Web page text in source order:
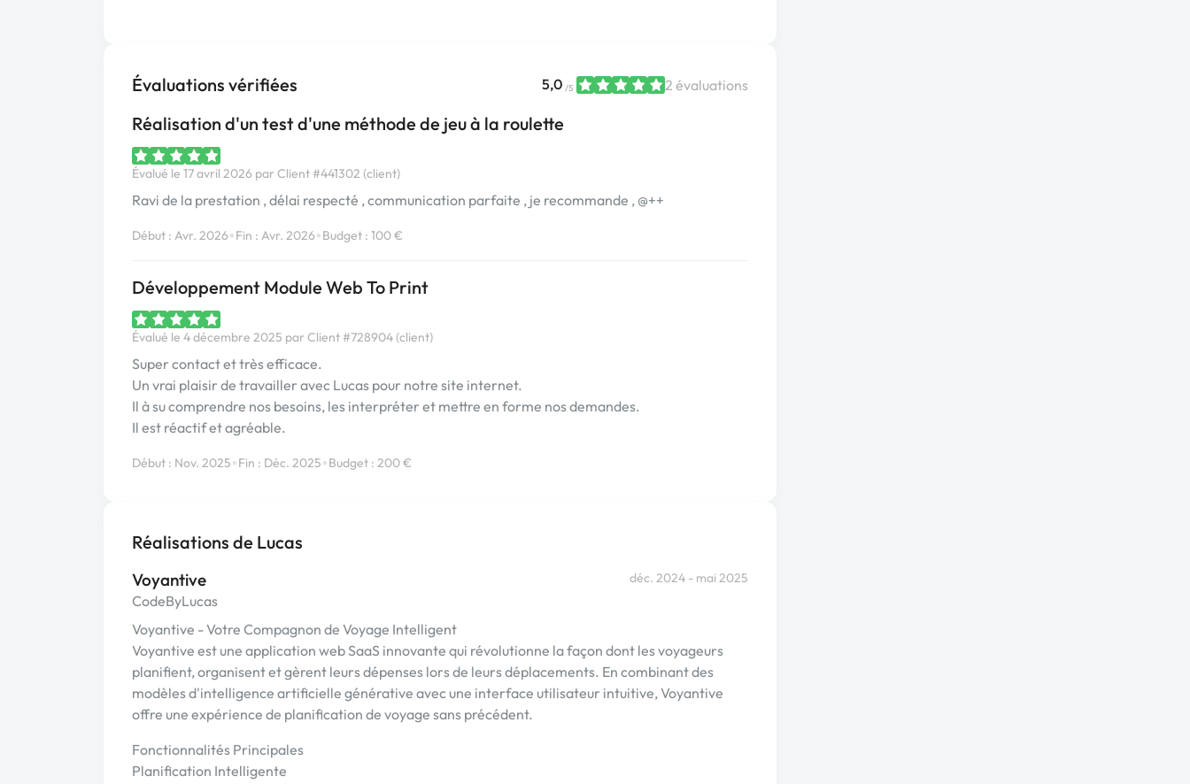
Évaluations vérifiées 5,0 /5 2 évaluations
Réalisation d'un test d'une méthode de jeu à la roulette
Évalué le 17 avril 2026 par Client #441302 (client)
Ravi de la prestation , délai respecté , communication parfaite , je recommande , @++
Début : Avr. 2026•Fin : Avr. 2026•Budget : 100 €
Développement Module Web To Print
Évalué le 4 décembre 2025 par Client #728904 (client)
Super contact et très efficace.
Un vrai plaisir de travailler avec Lucas pour notre site internet.
Il à su comprendre nos besoins, les interpréter et mettre en forme nos demandes.
Il est réactif et agréable.
Début : Nov. 2025•Fin : Déc. 2025•Budget : 200 €
Réalisations de Lucas
Voyantive
CodeByLucas
déc. 2024 - mai 2025
Voyantive - Votre Compagnon de Voyage Intelligent
Voyantive est une application web SaaS innovante qui révolutionne la façon dont les voyageurs
planifient, organisent et gèrent leurs dépenses lors de leurs déplacements. En combinant des
modèles d'intelligence artificielle générative avec une interface utilisateur intuitive, Voyantive
offre une expérience de planification de voyage sans précédent.
Fonctionnalités Principales
Planification Intelligente